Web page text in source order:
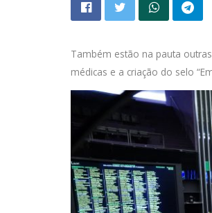
Também estão na pauta
médicas e a criação do selo